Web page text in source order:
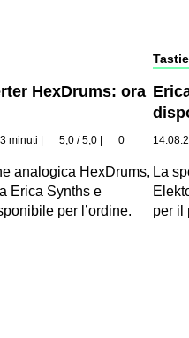
HexDrums: ora
3 minuti 5,0 / 5,0 0
analogica HexDrums,
Erica Synths e
per l’ordine.
La
per il